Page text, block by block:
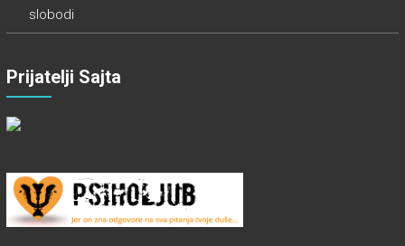
slobodi
Prijatelji Sajta